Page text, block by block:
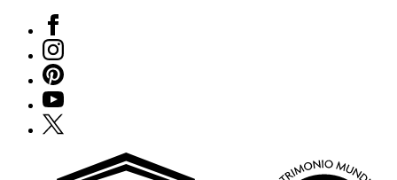
Facebook
Instagram
Pinterest
YouTube
X